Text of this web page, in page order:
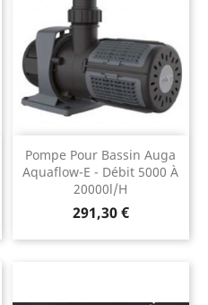
Pompe Pour Bassin Auga
Aquaflow-E - Débit 5000 À
20000l/h
Prix
291,30 €